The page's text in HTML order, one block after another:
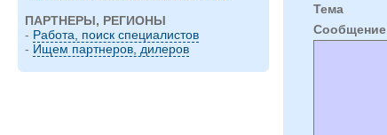
ПАРТНЕРЫ, РЕГИОНЫ
- Работа, поиск специалистов
- Ищем партнеров, дилеров
Тема
Cообщение